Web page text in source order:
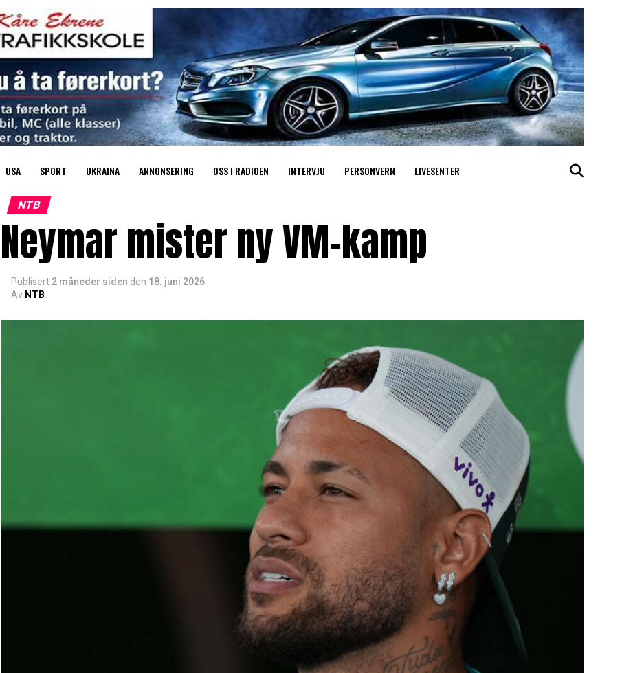
USA SPORT UKRAINA ANNONSERING OSS I RADIOEN INTERVJU PERSONVERN LIVESENTER
NTB
Neymar mister ny VM-kamp
Publisert 2 måneder siden den 18. juni 2026
Av NTB